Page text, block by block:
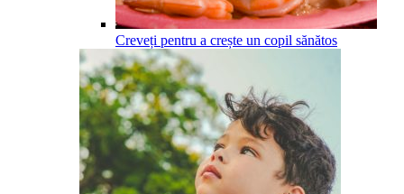
Creveți pentru a crește un copil sănătos